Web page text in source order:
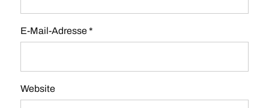
E-Mail-Adresse*
Website